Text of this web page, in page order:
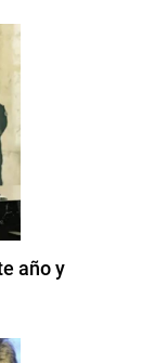
año y